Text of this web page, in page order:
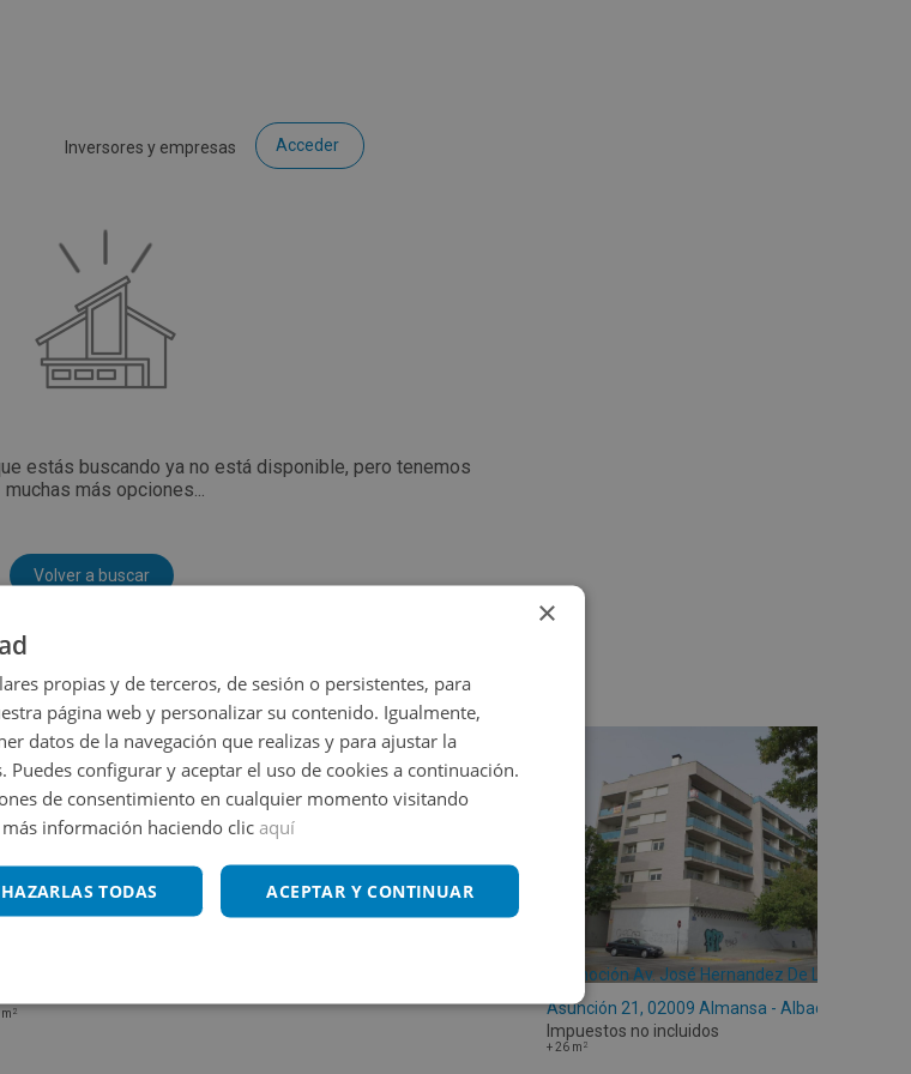
Inversores y empresas Acceder
estás buscando ya no está disponible, pero tenemos
muchas más opciones...
Volver a buscar
m 2
Promoción Av. José Hernandez De La
Asunción 21, 02009 Almansa - Albacete
Impuestos no incluidos
+26 m 2
×
propias y de terceros, de sesión o persistentes, para
página web y personalizar su contenido. Igualmente,
datos de la navegación que realizas y para ajustar la
configurar y aceptar el uso de cookies a continuación.
de consentimiento en cualquier momento visitando
información haciendo clic aquí
ACEPTAR Y CONTINUAR
TODAS